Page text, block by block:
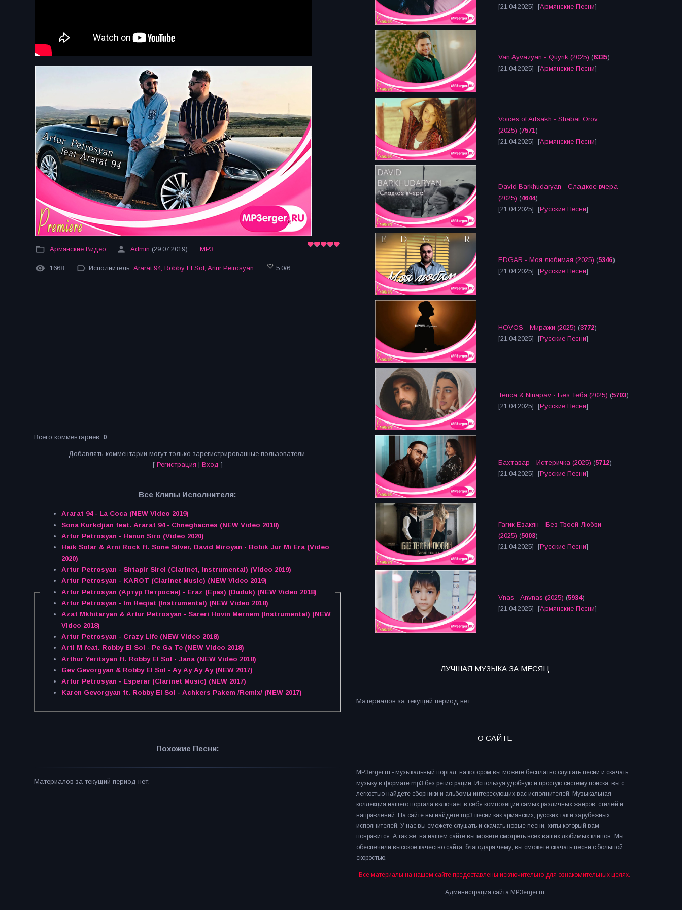
Армянские Видео Admin (29.07.2019) MP3
1668 Исполнитель: Ararat 94, Robby El Sol Artur Petrosyan 5.0/6
Всего комментариев: 0
Добавлять комментарии могут только зарегистрированные пользователи.
[ Регистрация | Вход ]
Все Клипы Исполнителя:
Ararat 94 - La Coca (NEW Video 2019)
Sona Kurkdjian feat. Ararat 94 - Chneghacnes (NEW Video 2018)
Artur Petrosyan - Hanun Siro (Video 2020)
Haik Solar & Arni Rock ft. Sone Silver, David Miroyan - Bobik Jur Mi Era (Video
2020)
Artur Petrosyan - Shtapir Sirel (Clarinet, Instrumental) (Video 2019)
Artur Petrosyan - KAROT (Clarinet Music) (NEW Video 2019)
Artur Petrosyan (Артур Петросян) - Eraz (Ераз) (Duduk) (NEW Video 2018)
Artur Petrosyan - Im Heqiat (Instrumental) (NEW Video 2018)
Azat Mkhitaryan & Artur Petrosyan - Sareri Hovin Mernem (Instrumental) (NEW
Video 2018)
Artur Petrosyan - Crazy Life (NEW Video 2018)
Arti M feat. Robby El Sol - Pe Ga Te (NEW Video 2018)
Arthur Yeritsyan ft. Robby El Sol - Jana (NEW Video 2018)
Gev Gevorgyan & Robby El Sol - Ay Ay Ay Ay (NEW 2017)
Artur Petrosyan - Esperar (Clarinet Music) (NEW 2017)
Karen Gevorgyan ft. Robby El Sol - Achkers Pakem /Remix/ (NEW 2017)
Похожие Песни:
Материалов за текущий период нет.
[21.04.2025] [Армянские Песни]
Van Ayvazyan - Quyrik (2025) (6335)
[21.04.2025] [Армянские Песни]
Voices of Artsakh - Shabat Orov
(2025) (7571)
[21.04.2025] [Армянские Песни]
David Barkhudaryan - Сладкое вчера
(2025) (4644)
[21.04.2025] [Русские Песни]
EDGAR - Моя любимая (2025) (5346)
[21.04.2025] [Русские Песни]
HOVOS - Миражи (2025) (3772)
[21.04.2025] [Русские Песни]
Tenca & Ninapav - Без Тебя (2025) (5703)
[21.04.2025] [Русские Песни]
Бахтавар - Истеричка (2025) (5712)
[21.04.2025] [Русские Песни]
Гагик Езакян - Без Твоей Любви
(2025) (5003)
[21.04.2025] [Русские Песни]
Vnas - Anvnas (2025) (5934)
[21.04.2025] [Армянские Песни]
ЛУЧШАЯ МУЗЫКА ЗА МЕСЯЦ
Материалов за текущий период нет.
О САЙТЕ
MP3erger.ru - музыкальный портал, на котором вы можете бесплатно слушать песни и скачать
музыку в формате mp3 без регистрации. Используя удобную и простую систему поиска, вы с
легкостью найдете сборники и альбомы интересующих вас исполнителей. Музыкальная
коллекция нашего портала включает в себя композиции самых различных жанров, стилей и
направлений. На сайте вы найдете mp3 песни как армянских, русских так и зарубежных
исполнителей. У нас вы сможете слушать и скачать новые песни, хиты который вам
понравится. А так же, на нашем сайте вы можете смотреть всех ваших любимых клипов. Мы
обеспечили высокое качество сайта, благодаря чему, вы сможете скачать песни с большой
скоростью.
Все материалы на нашем сайте предоставлены исключительно для ознакомительных целях.
Администрация сайта MP3erger.ru